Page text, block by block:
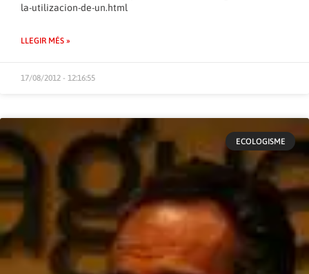
la-utilizacion-de-un.html
LLEGIR MÉS »
17/08/2012 - 12:16:55
ECOLOGISME